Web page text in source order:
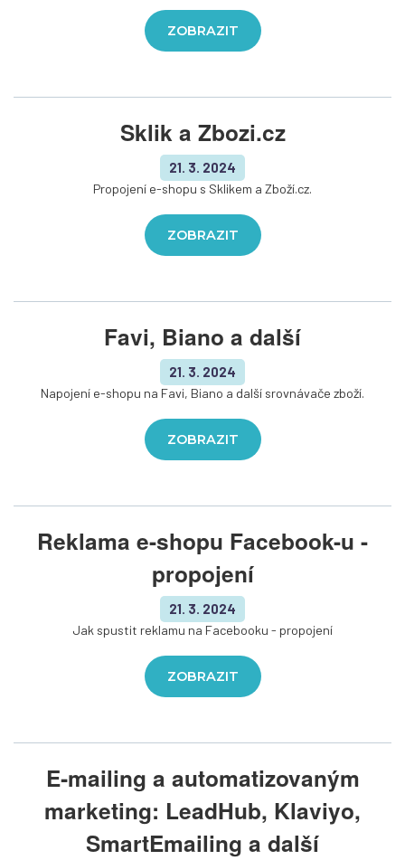
ZOBRAZIT
Sklik a Zbozi.cz
21. 3. 2024
Propojení e-shopu s Sklikem a Zboží.cz.
ZOBRAZIT
Favi, Biano a další
21. 3. 2024
Napojení e-shopu na Favi, Biano a další srovnávače zboží.
ZOBRAZIT
Reklama e-shopu Facebook-u -
propojení
21. 3. 2024
Jak spustit reklamu na Facebooku - propojení
ZOBRAZIT
E‑mailing a automatizovaným
marketing: LeadHub, Klaviyo,
SmartEmailing a další